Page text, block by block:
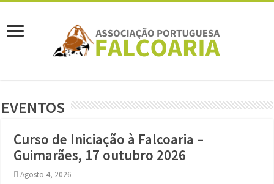
EVENTOS
Curso de Iniciação à Falcoaria –
Guimarães, 17 outubro 2026
Agosto 4, 2026